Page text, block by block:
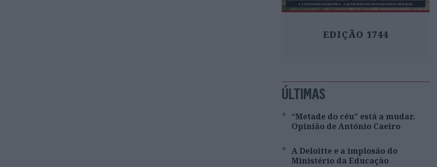
EDIÇÃO 1744
ÚLTIMAS
“Metade do céu” está a mudar.
Opinião de António Caeiro
A Deloitte e a implosão do
Ministério da Educação